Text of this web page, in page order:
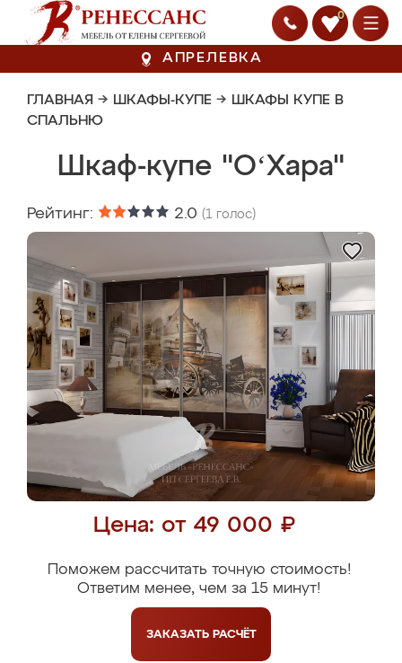
0
АПРЕЛЕВКА
ГЛАВНАЯ → ШКАФЫ-КУПЕ → ШКАФЫ КУПЕ В
СПАЛЬНЮ
Шкаф-купе "OʻХара"
Рейтинг: 2.0 (1 голос)
Цена: от 49 000 ₽
Поможем рассчитать точную стоимость!
Ответим менее, чем за 15 минут!
ЗАКАЗАТЬ РАСЧЁТ